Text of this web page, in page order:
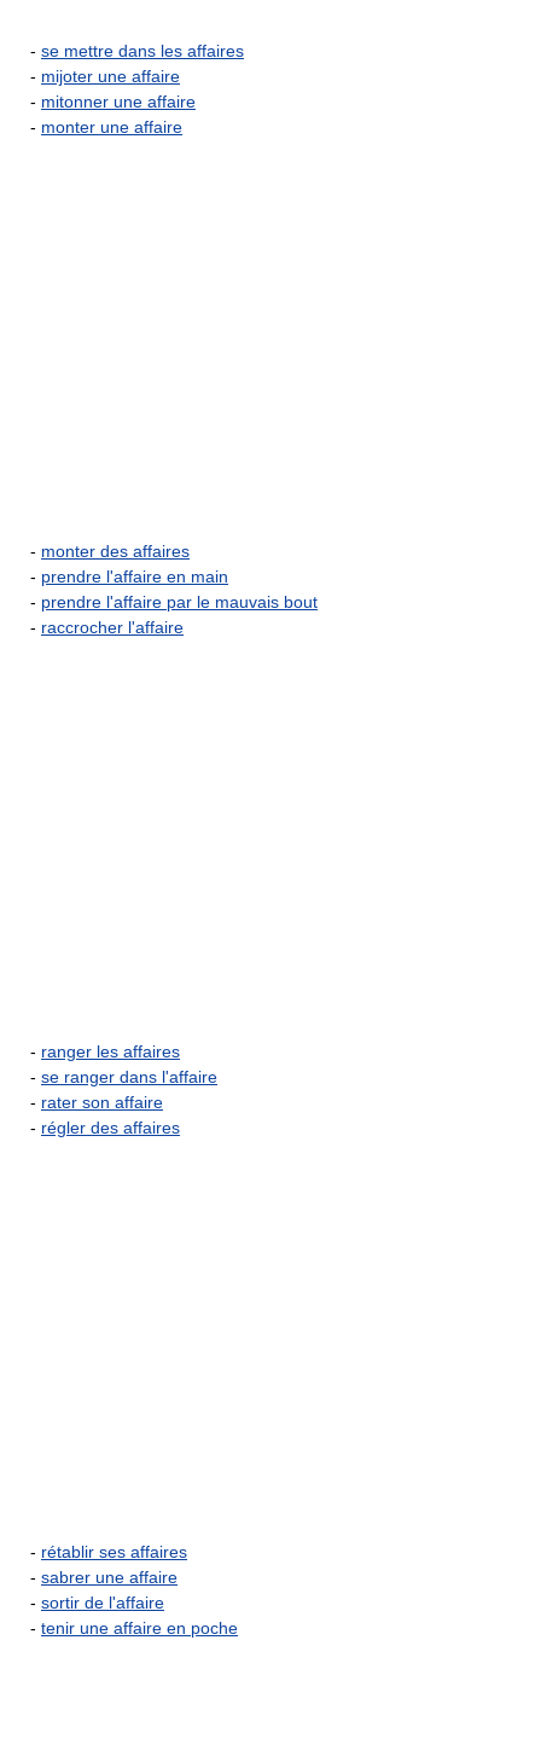
- se mettre dans les affaires
- mijoter une affaire
- mitonner une affaire
- monter une affaire
- monter des affaires
- prendre l'affaire en main
- prendre l'affaire par le mauvais bout
- raccrocher l'affaire
- ranger les affaires
- se ranger dans l'affaire
- rater son affaire
- régler des affaires
- rétablir ses affaires
- sabrer une affaire
- sortir de l'affaire
- tenir une affaire en poche